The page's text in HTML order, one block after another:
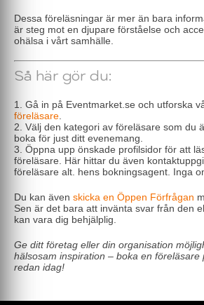
Dessa föreläsningar är mer än bara
är steg mot en djupare förståelse och
ohälsa i vårt samhälle.
Så här gör du:
1. Gå in på Eventmarket.se och utforska
föreläsare.
2. Välj den kategori av föreläsare som du
boka för just ditt evenemang.
3. Öppna upp önskade profilsidor för att
föreläsare. Här hittar du även
föreläsare alt. hens bokningsagent. Inga
Du kan även skicka en Öppen Förfrågan
Sen är det bara att invänta svar från den
kan vara dig behjälplig.
Ge ditt företag eller din organisation
hälsosam inspiration – boka en föreläsare
redan idag!